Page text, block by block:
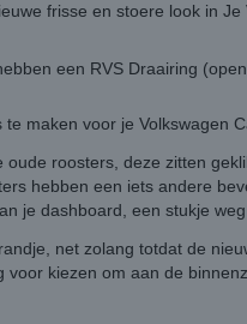
frisse en stoere look in Je
een RVS Draairing
te maken voor je Volkswagen
oude roosters, deze zitten
hebben een iets andere
je dashboard, een stukje
net zolang totdat de
voor kiezen om aan de